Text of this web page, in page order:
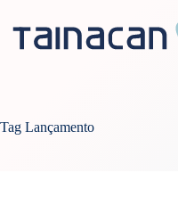
conteúdo
Tag Lançamento